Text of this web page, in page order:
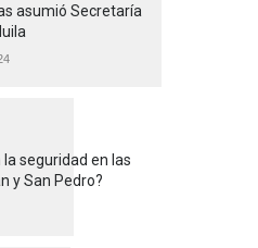
asumió Secretaría
la seguridad en las
y San Pedro?